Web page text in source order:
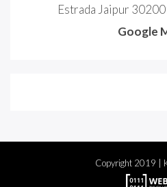
Estrada Jaipur
Google
Copyright 2019 |